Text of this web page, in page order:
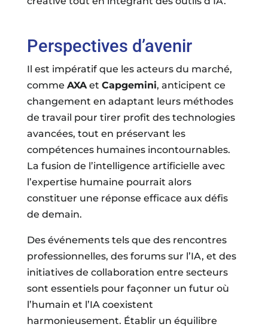
Perspectives d’avenir
Il est impératif que les acteurs du marché,
comme AXAet Capgemini, anticipent ce
changement en adaptant leurs méthodes
de travail pour tirer profit des technologies
avancées, tout en préservant les
compétences humaines incontournables.
La fusion de l’intelligence artificielle avec
l’expertise humaine pourrait alors
constituer une réponse efficace aux défis
de demain.
Des événements tels que des rencontres
professionnelles, des forums sur l’IA, et des
initiatives de collaboration entre secteurs
sont essentiels pour façonner un futur où
l’humain et l’IA coexistent
harmonieusement. Établir un équilibre